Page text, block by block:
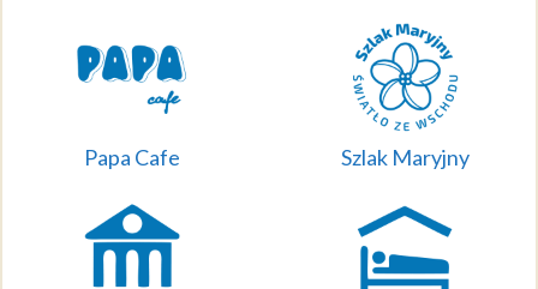
Papa Cafe Szlak Maryjny